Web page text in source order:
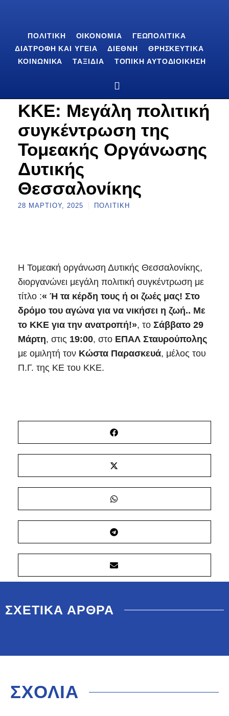
ΠΟΛΙΤΙΚΉ ΟΙΚΟΝΟΜΊΑ
ΓΕΩΠΟΛΙΤΙΚΆ
ΔΙΑΤΡΟΦΉ ΚΑΙ ΥΓΕΊΑ
ΔΙΕΘΝΉ
ΘΡΗΣΚΕΥΤΙΚΆ
ΚΟΙΝΩΝΙΚΆ
ΤΑΞΊΔΙΑ ΤΟΠΙΚΉ ΑΥΤΟΔΙΟΊΚΗΣΗ
ΚΚΕ: Μεγάλη πολιτική
συγκέντρωση της
Τομεακής Οργάνωσης
Δυτικής
Θεσσαλονίκης
28 ΜΑΡΤΊΟΥ, 2025 ΠΟΛΙΤΙΚΉ
Η Τομεακή οργάνωση Δυτικής Θεσσαλονίκης,
διοργανώνει μεγάλη πολιτική συγκέντρωση με
τίτλο :« Ή τα κέρδη τους ή οι ζωές μας! Στο
δρόμο του αγώνα για να νικήσει η ζωή.. Με
το ΚΚΕ για την ανατροπή!», το Σάββατο 29
Μάρτη, στις 19:00, στο ΕΠΑΛ Σταυρούπολης
με ομιλητή τον Κώστα Παρασκευά, μέλος του
Π.Γ. της ΚΕ του ΚΚΕ.
ΣΧΕΤΙΚΑ ΑΡΘΡΑ
ΣΧΟΛΙΑ